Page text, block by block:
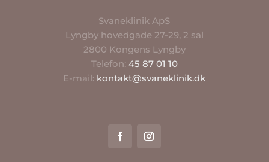
Svaneklinik ApS
Lyngby hovedgade 27-29, 2 sal
2800 Kongens Lyngby
Telefon: 45 87 01 10
E-mail: kontakt@svaneklinik.dk